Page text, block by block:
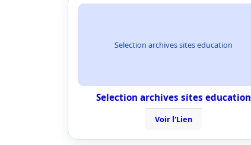
Selection archives sites education
Selection archives sites education
Voir l'Lien